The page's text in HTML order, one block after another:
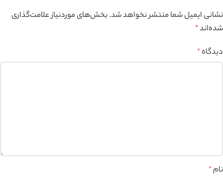
نشانی ایمیل شما منتشر نخواهد شد.بخش‌های موردنیاز علامت‌گذاری
شده‌اند*
دیدگاه*
نام*